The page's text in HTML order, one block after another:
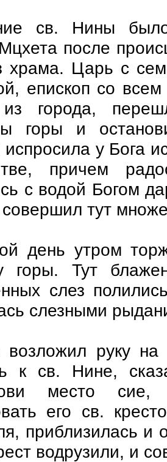
св. Нины
после
храма. Царь с
епископ со
города,
горы и
испросила у Бога
причем
с водой Богом
совершил тут
день утром
горы. Тут
слез
слезными
возложил руку
к св. Нине,
место
его св.
приблизилась и
водрузили, и